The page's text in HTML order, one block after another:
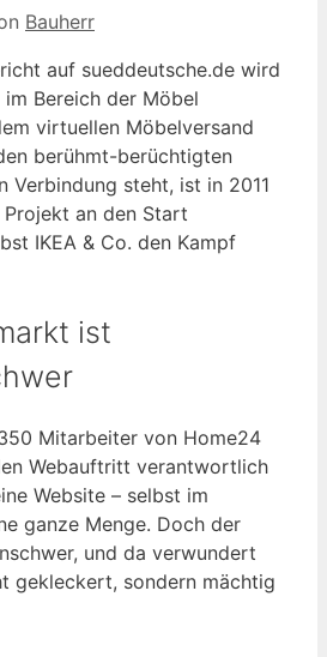
Bauherr
auf sueddeutsche.de wird
Bereich der Möbel
virtuellen Möbelversand
berühmt-berüchtigten
Verbindung steht, ist in 2011
an den Start
IKEA & Co. den Kampf
ist
Mitarbeiter von Home24
Webauftritt verantwortlich
Website – selbst im
ganze Menge. Doch der
und da verwundert
gekleckert, sondern mächtig